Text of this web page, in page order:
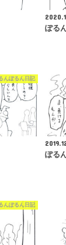
ぽる
んぽるん日記
ぽる
んぽるん日記